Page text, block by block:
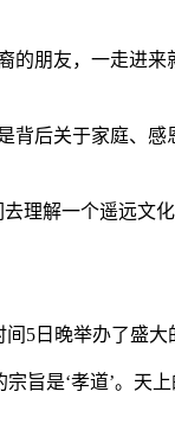
朋友，一走进来
后关于家庭、感
理解一个遥远文
日晚举办了盛大
旨是‘孝道’。天